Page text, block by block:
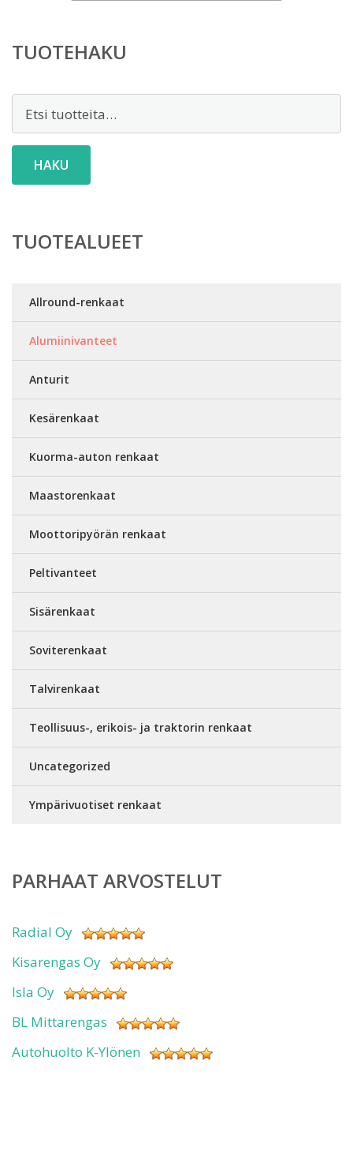
TUOTEHAKU
HAKU
TUOTEALUEET
Allround-renkaat
Alumiinivanteet
Anturit
Kesärenkaat
Kuorma-auton renkaat
Maastorenkaat
Moottoripyörän renkaat
Peltivanteet
Sisärenkaat
Soviterenkaat
Talvirenkaat
Teollisuus-, erikois- ja traktorin renkaat
Uncategorized
Ympärivuotiset renkaat
PARHAAT ARVOSTELUT
Radial Oy
Kisarengas Oy
Isla Oy
BL Mittarengas
Autohuolto K-Ylönen